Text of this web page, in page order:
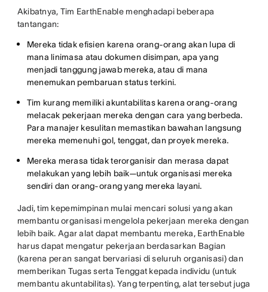
Akibatnya, Tim EarthEnable menghadapi beberapa
tantangan:
Mereka tidak efisien karena orang-orang akan lupa di
mana linimasa atau dokumen disimpan, apa yang
menjadi tanggung jawab mereka, atau di mana
menemukan pembaruan status terkini.
Tim kurang memiliki akuntabilitas karena orang-orang
melacak pekerjaan mereka dengan cara yang berbeda.
Para manajer kesulitan memastikan bawahan langsung
mereka memenuhi gol, tenggat, dan proyek mereka.
Mereka merasa tidak terorganisir dan merasa dapat
melakukan yang lebih baik—untuk organisasi mereka
sendiri dan orang-orang yang mereka layani.
Jadi, tim kepemimpinan mulai mencari solusi yang akan
membantu organisasi mengelola pekerjaan mereka dengan
lebih baik. Agar alat dapat membantu mereka, EarthEnable
harus dapat mengatur pekerjaan berdasarkan Bagian
(karena peran sangat bervariasi di seluruh organisasi) dan
memberikan Tugas serta Tenggat kepada individu (untuk
membantu akuntabilitas). Yang terpenting, alat tersebut juga